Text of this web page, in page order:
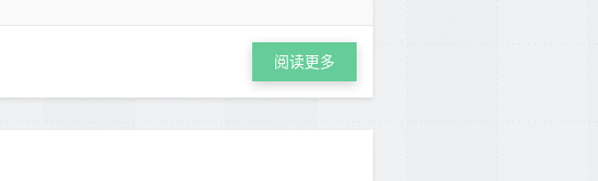
阅读更多